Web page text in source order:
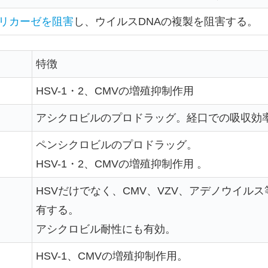
カーゼを阻害 し、ウイルスDNAの複製を阻害する。
特徴
HSV-1・2、CMVの増殖抑制作用
アシクロビルのプロドラッグ。経口での吸収効
ペンシクロビルのプロドラッグ。
HSV-1・2、CMVの増殖抑制作用 。
HSVだけでなく、CMV、VZV、アデノウイル
有する。
アシクロビル耐性にも有効。
HSV-1、CMVの増殖抑制作用。